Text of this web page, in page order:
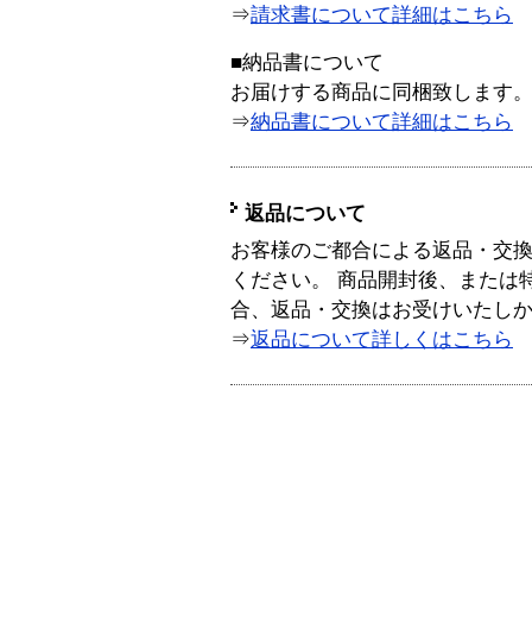
⇒請求書について詳細はこちら
■納品書について
お届けする商品に同梱致します。
⇒納品書について詳細はこちら
返品について
お客様のご都合による返品・交
ください。 商品開封後、または
合、返品・交換はお受けいたし
⇒返品について詳しくはこちら